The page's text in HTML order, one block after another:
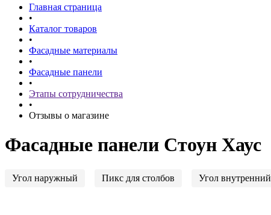
Главная страница
•
Каталог товаров
•
Фасадные материалы
•
Фасадные панели
•
Этапы сотрудничества
•
Отзывы о магазине
Фасадные панели Стоун Хаус
Угол наружный Пикс для столбов Угол внутренний